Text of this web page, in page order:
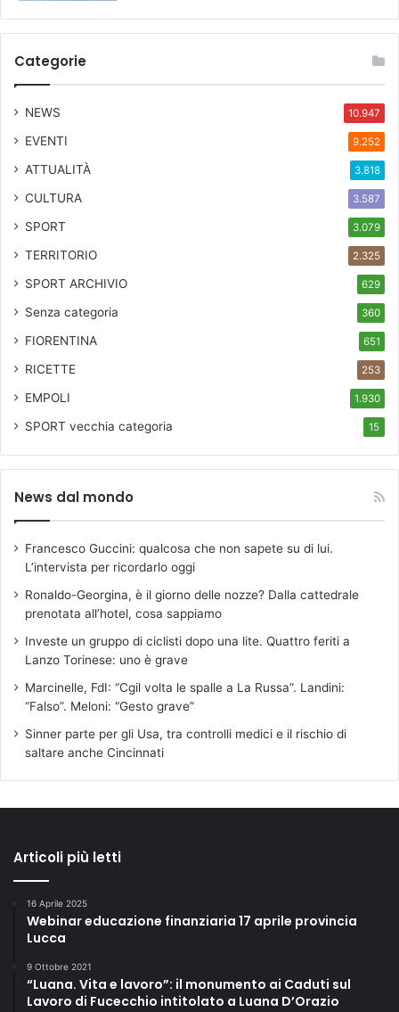
Categorie
NEWS 10.947
EVENTI 9.252
ATTUALITÀ 3.818
CULTURA 3.587
SPORT 3.079
TERRITORIO 2.325
SPORT ARCHIVIO 629
Senza categoria 360
FIORENTINA 651
RICETTE 253
EMPOLI 1.930
SPORT vecchia categoria 15
News dal mondo
Francesco Guccini: qualcosa che non sapete su di lui.
L’intervista per ricordarlo oggi
Ronaldo-Georgina, è il giorno delle nozze? Dalla cattedrale
prenotata all’hotel, cosa sappiamo
Investe un gruppo di ciclisti dopo una lite. Quattro feriti a
Lanzo Torinese: uno è grave
Marcinelle, FdI: “Cgil volta le spalle a La Russa”. Landini:
“Falso”. Meloni: “Gesto grave”
Sinner parte per gli Usa, tra controlli medici e il rischio di
saltare anche Cincinnati
Articoli più letti
16 Aprile 2025
Webinar educazione finanziaria 17 aprile provincia
Lucca
9 Ottobre 2021
“Luana. Vita e lavoro”: il monumento ai Caduti sul
Lavoro di Fucecchio intitolato a Luana D’Orazio